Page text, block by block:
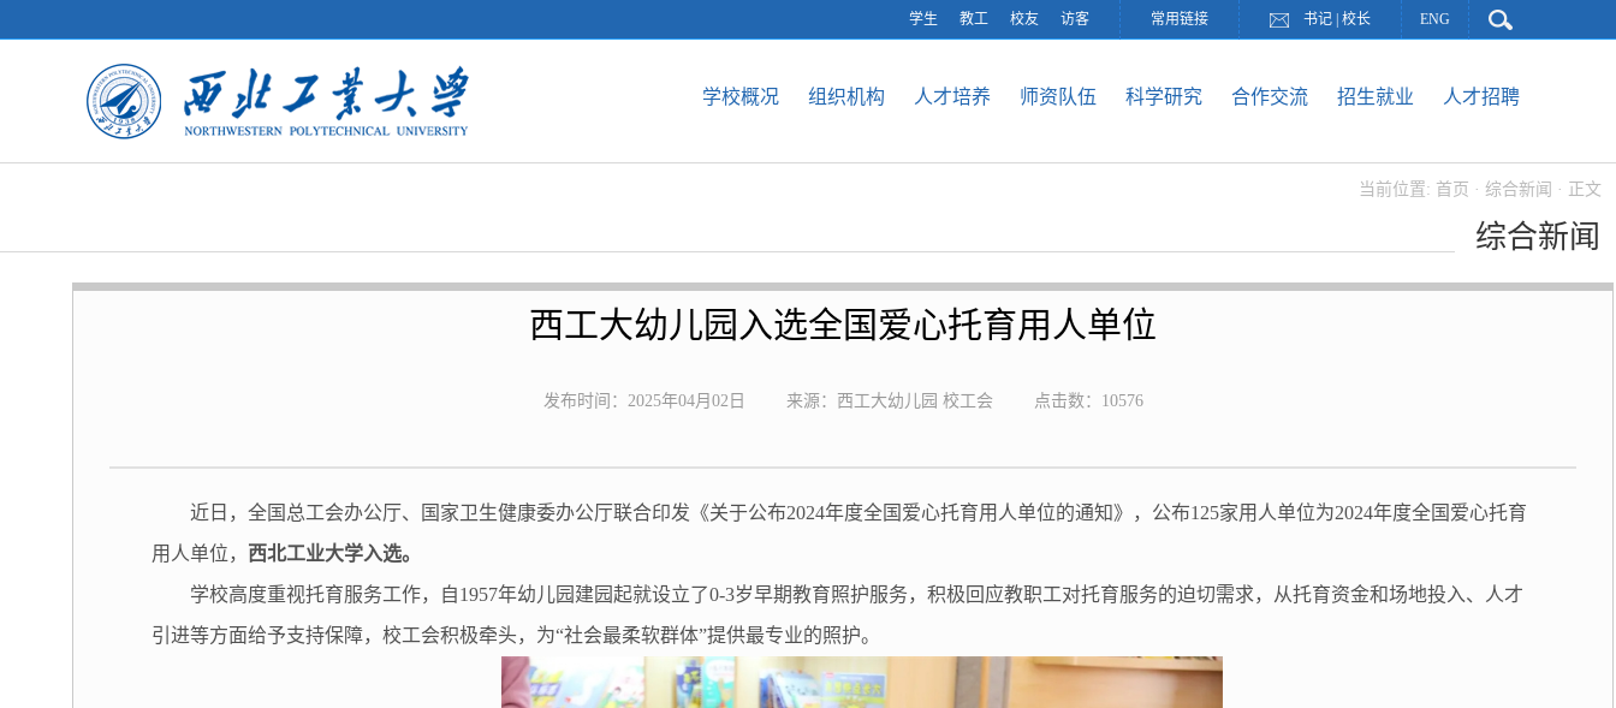
学生 教工 校友 访客 常用链接 书记 校长 ENG
学校概况 组织机构 人才培养 师资队伍 科学研究 合作交流 招生就业 人才招聘
当前位置: 首页 · 综合新闻 · 正文
综合新闻
西工大幼儿园入选全国爱心托育用人单位
发布时间：2025年04月02日 来源：西工大幼儿园 校工会 点击数： 10576
近日，全国总工会办公厅、国家卫生健康委办公厅联合印发《关于公布2024年度全国爱心托育用人单位的通知》，公布125家用人单位为2024年度全国爱心托育
用人单位， 西北工业大学入选。
学校高度重视托育服务工作，自1957年幼儿园建园起就设立了0-3岁早期教育照护服务，积极回应教职工对托育服务的迫切需求，从托育资金和场地投入、人才
引进等方面给予支持保障，校工会积极牵头，为“社会最柔软群体”提供最专业的照护。